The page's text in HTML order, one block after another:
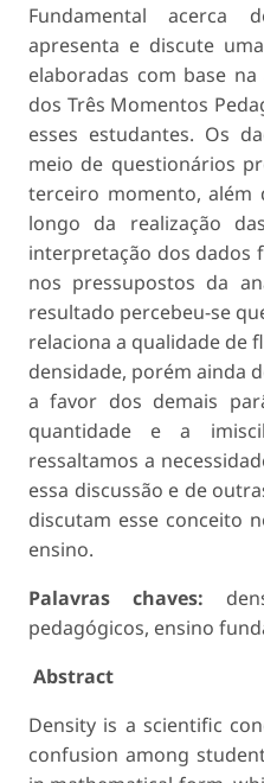
Fundamental acerca
apresenta e discute
elaboradas com base
dos Três Momentos
esses estudantes. Os
meio de questionários
terceiro momento, além
longo da realização
interpretação dos dados
nos pressupostos da
resultado percebeu-se
relaciona a qualidade de
densidade, porém ainda
a favor dos demais
quantidade e a
ressaltamos a
essa discussão e de
discutam esse conceito
ensino.
Palavras chaves:
pedagógicos, ensino
Abstract
Density is a scientific
confusion among